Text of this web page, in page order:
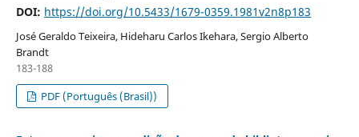
DOI: https://doi.org/10.5433/1679-0359.1981v2n8p183
José Geraldo Teixeira, Hideharu Carlos Ikehara, Sergio Alberto
Brandt
183-188
PDF (Português (Brasil))